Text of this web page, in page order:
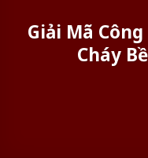
Giải Mã
Cháy